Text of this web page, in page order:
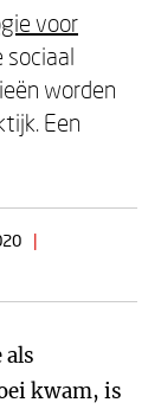
voor
sociaal
worden
Een
|
kwam, is